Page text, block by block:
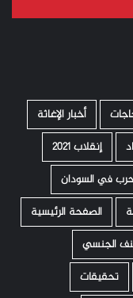
أخبار الإغاثة
إنقلاب 2021
في السودان
الصفحة الرئيسية
الجنسي
تحقيقات